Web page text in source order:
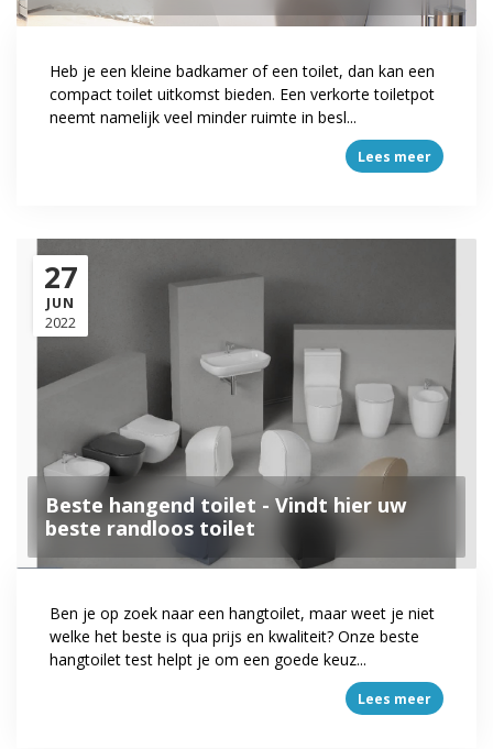
Heb je een kleine badkamer of een toilet, dan kan een
compact toilet uitkomst bieden. Een verkorte toiletpot
neemt namelijk veel minder ruimte in besl...
Lees meer
27
JUN
2022
Beste hangend toilet - Vindt hier uw
beste randloos toilet
Ben je op zoek naar een hangtoilet, maar weet je niet
welke het beste is qua prijs en kwaliteit? Onze beste
hangtoilet test helpt je om een goede keuz...
Lees meer